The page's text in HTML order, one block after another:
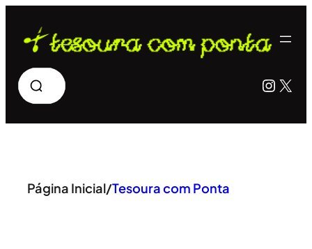
para
conteúdo
Pesquisar X
Página Inicial/Tesoura com Ponta